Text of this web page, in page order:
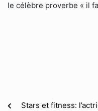
le célèbre proverbe « il
Stars et fitness: